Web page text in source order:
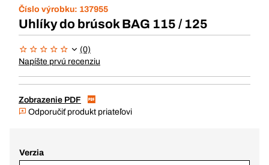
Číslo výrobku: 137955
Uhlíky do brúsok BAG 115 / 125
(0)
Napíšte prvú recenziu
Zobrazenie PDF
Odporučiť produkt priateľovi
Verzia